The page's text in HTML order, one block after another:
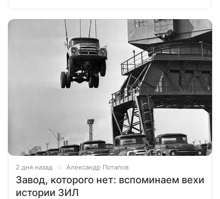
2 дня назад Александр Потапов
Завод, которого нет: вспоминаем вехи
истории ЗИЛ